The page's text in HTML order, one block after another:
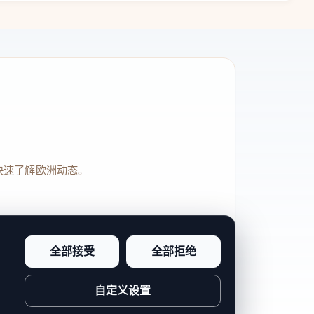
了解欧洲动态。
感和站点完整度。
全部接受 全部拒绝
自定义设置